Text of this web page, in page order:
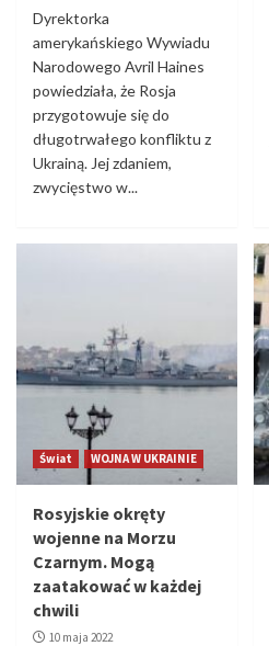
Dyrektorka
amerykańskiego Wywiadu
Narodowego Avril Haines
powiedziała, że Rosja
przygotowuje się do
długotrwałego konfliktu z
Ukrainą. Jej zdaniem,
zwycięstwo w...
Świat WOJNA W UKRAINIE
Rosyjskie okręty
wojenne na Morzu
Czarnym. Mogą
zaatakować w każdej
chwili
10 maja 2022